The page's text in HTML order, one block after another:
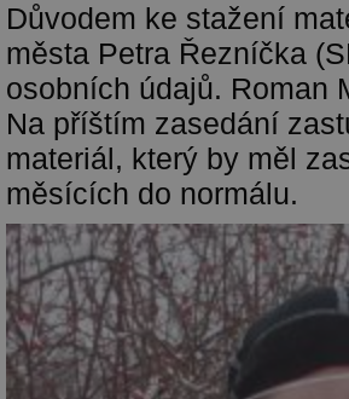
Důvodem ke stažení
města Petra Řezníčka
osobních údajů. Roman
Na příštím zasedání
materiál, který by měl
měsících do normálu.